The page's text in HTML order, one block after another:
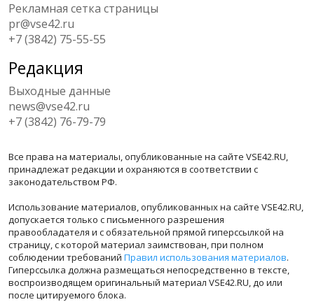
Рекламная сетка страницы
pr@vse42.ru
+7 (3842) 75-55-55
Редакция
Выходные данные
news@vse42.ru
+7 (3842) 76-79-79
Все права на материалы, опубликованные на сайте VSE42.RU,
принадлежат редакции и охраняются в соответствии с
законодательством РФ.
Использование материалов, опубликованных на сайте VSE42.RU,
допускается только с письменного разрешения
правообладателя и с обязательной прямой гиперссылкой на
страницу, с которой материал заимствован, при полном
соблюдении требований Правил использования материалов.
Гиперссылка должна размещаться непосредственно в тексте,
воспроизводящем оригинальный материал VSE42.RU, до или
после цитируемого блока.